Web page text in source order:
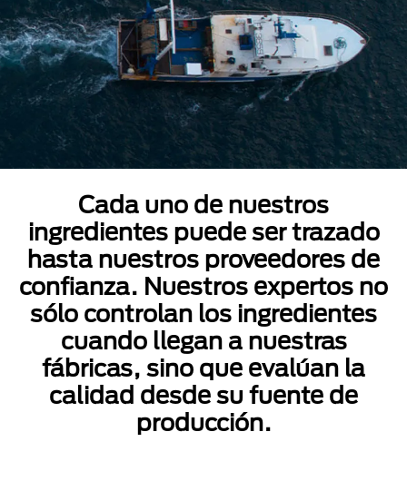
Cada uno de nuestros
ingredientes puede ser trazado
hasta nuestros proveedores de
confianza. Nuestros expertos no
sólo controlan los ingredientes
cuando llegan a nuestras
fábricas, sino que evalúan la
calidad desde su fuente de
producción.